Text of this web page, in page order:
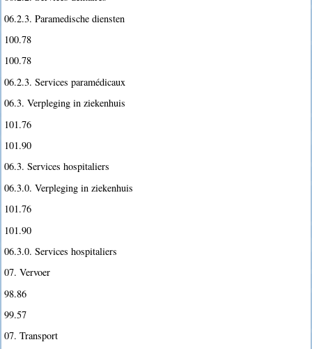
06.2.3. Paramedische diensten
100.78
100.78
06.2.3. Services paramédicaux
06.3. Verpleging in ziekenhuis
101.76
101.90
06.3. Services hospitaliers
06.3.0. Verpleging in ziekenhuis
101.76
101.90
06.3.0. Services hospitaliers
07. Vervoer
98.86
99.57
07. Transport